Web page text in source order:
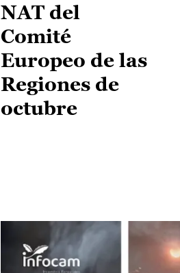
NAT del
Comité
Europeo de las
Regiones de
octubre